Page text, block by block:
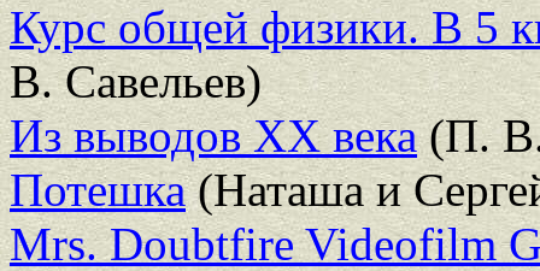
Курс общей физики. В 5
В. Савельев)
Из выводов XX века(П. В.
Потешка(Наташа и
Mrs. Doubtfire Videofilm